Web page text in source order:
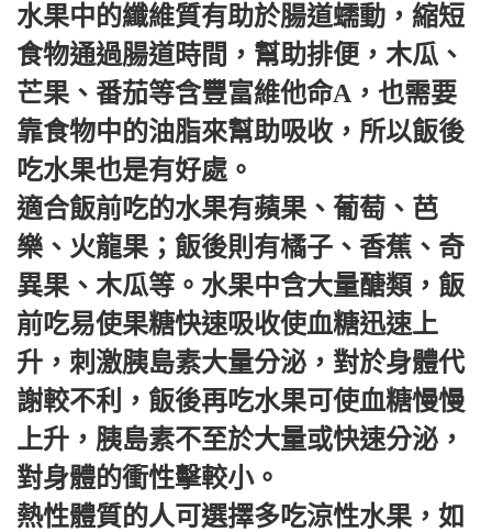
水果中的纖維質有助於腸道蠕動，縮短
食物通過腸道時間，幫助排便，木瓜、
芒果、番茄等含豐富維他命A，也需要
靠食物中的油脂來幫助吸收，所以飯後
吃水果也是有好處。
適合飯前吃的水果有蘋果、葡萄、芭
樂、火龍果；飯後則有橘子、香蕉、奇
異果、木瓜等。水果中含大量醣類，飯
前吃易使果糖快速吸收使血糖迅速上
升，刺激胰島素大量分泌，對於身體代
謝較不利，飯後再吃水果可使血糖慢慢
上升，胰島素不至於大量或快速分泌，
對身體的衝性擊較小。
熱性體質的人可選擇多吃涼性水果，如